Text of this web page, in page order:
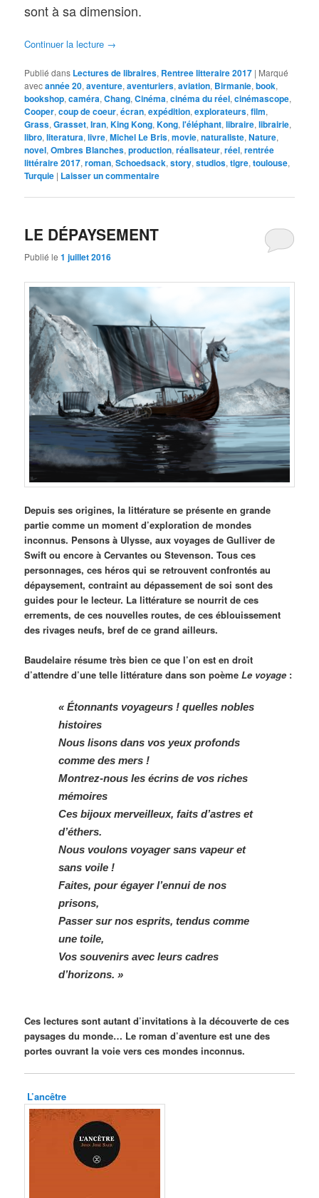
sont à sa dimension.
Continuer la lecture →
Publié dans Lectures de libraires, Rentree litteraire 2017 | Marqué
avecannée 20,aventure,aventuriers,aviation, Birmanie,book,
bookshop,caméra,Chang,Cinéma,cinéma du réel,cinémascope,
Cooper,coup de coeur,écran,expédition,explorateurs,film,
Grass,Grasset,Iran,King Kong,Kong,l'éléphant,libraire,librairie,
libro,literatura,livre,Michel Le Bris,movie,naturaliste,Nature,
novel,Ombres Blanches,production,réalisateur,réel,rentrée
littéraire 2017,roman,Schoedsack,story,studios,tigre,toulouse,
Turquie | Laisser un commentaire
LE DÉPAYSEMENT
Publié le1 juillet 2016
Depuis ses origines, la littérature se présente en grande
partie comme un moment d’exploration de mondes
inconnus. Pensons à Ulysse, aux voyages de Gulliver de
Swift ou encore à Cervantes ou Stevenson. Tous ces
personnages, ces héros qui se retrouvent confrontés au
dépaysement, contraint au dépassement de soi sont des
guides pour le lecteur. La littérature se nourrit de ces
errements, de ces nouvelles routes, de ces éblouissement
des rivages neufs, bref de ce grand ailleurs.
Baudelaire résume très bien ce que l’on est en droit
d’attendre d’une telle littérature dans son poèmeLe voyage :
« Étonnants voyageurs ! quelles nobles
histoires
Nous lisons dans vos yeux profonds
comme des mers !
Montrez-nous les écrins de vos riches
mémoires
Ces bijoux merveilleux, faits d’astres et
d’éthers.
Nous voulons voyager sans vapeur et
sans voile !
Faites, pour égayer l’ennui de nos
prisons,
Passer sur nos esprits, tendus comme
une toile,
Vos souvenirs avec leurs cadres
d’horizons. »
Ces lectures sont autant d’invitations à la découverte de ces
paysages du monde… Le roman d’aventure est une des
portes ouvrant la voie vers ces mondes inconnus.
L’ancêtre